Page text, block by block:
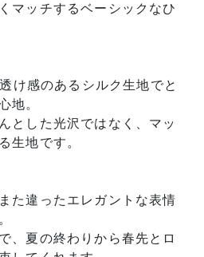
マッチするベーシックなひ
け感のあるシルク生地でと
地。
とした光沢ではなく、マッ
生地です。
た違ったエレガントな表情
、夏の終わりから春先とロ